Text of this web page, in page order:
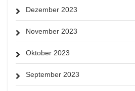
Dezember 2023
November 2023
Oktober 2023
September 2023